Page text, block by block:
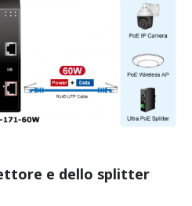
e dello splitter